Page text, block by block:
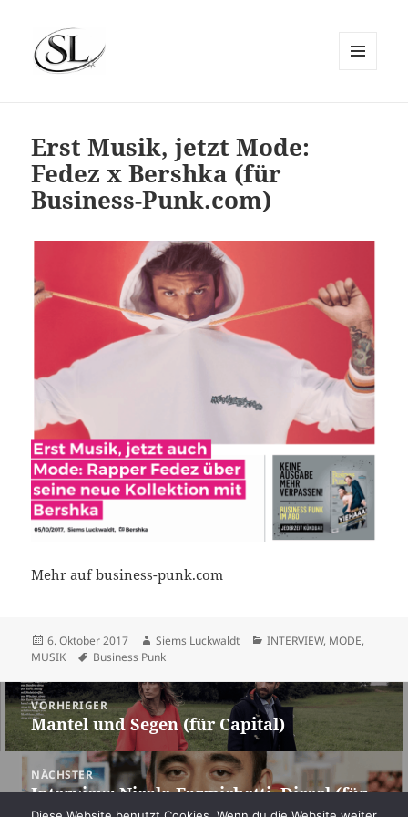
Erst Musik, jetzt Mode:
Fedez x Bershka (für
Business-Punk.com)
Mehr aufbusiness-punk.com
Veröffentlicht
am
6. Oktober 2017 Autor
Siems Luckwaldt Kategorien
INTERVIEW, MODE,
MUSIK
Schlagwörter
Business Punk
Beitragsnavigation
VORHERIGER
Vorheriger
Beitrag:
Mantel und Segen (für Capital)
NÄCHSTER
Nächster
Interview: Nicola Formichetti, Diesel (für